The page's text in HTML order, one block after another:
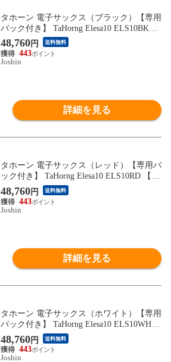
タホーン 電子サックス（ブラック）【専用
バック付き】 TaHorng Elesa10 ELS10BK
【返品種別B】
48,760円 送料無料
443
Joshin
詳細を見る
タホーン 電子サックス（レッド）【専用バ
ック付き】 TaHorng Elesa10 ELS10RD 【返
品種別B】
48,760円 送料無料
443
Joshin
詳細を見る
タホーン 電子サックス（ホワイト）【専用
バック付き】 TaHorng Elesa10 ELS10WH
【返品種別B】
48,760円 送料無料
443
Joshin